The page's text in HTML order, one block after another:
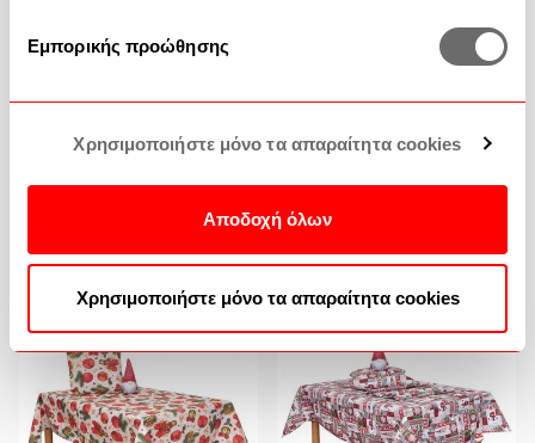
Εμπορικής προώθησης
Χρησιμοποιήστε μόνο τα απαραίτητα cookies
Αποδοχή όλων
Χρησιμοποιήστε μόνο τα απαραίτητα cookies
Christmas Place Mat Snow 235
Christmas Place Mat Mistletoe